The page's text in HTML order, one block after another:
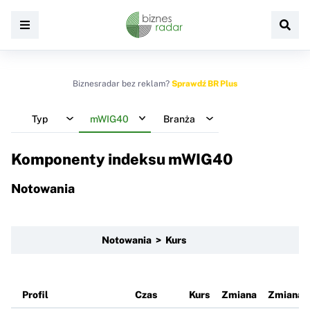
Biznesradar bez reklam? Sprawdź BR Plus
Typ mWIG40 Branża
Komponenty indeksu mWIG40
Notowania
Notowania > Kurs
Profil Czas Kurs Zmiana Zmiana